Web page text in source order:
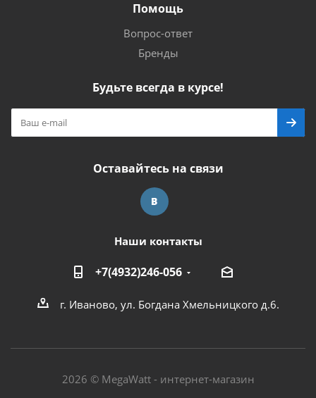
Помощь
Вопрос-ответ
Бренды
Будьте всегда в курсе!
Оставайтесь на связи
Наши контакты
+7(4932)246-056
г. Иваново, ул. Богдана Хмельницкого д.6.
2026 © MegaWatt - интернет-магазин